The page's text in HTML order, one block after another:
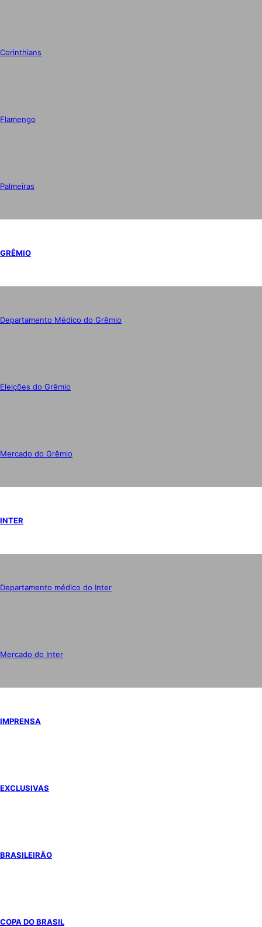
Corinthians
Flamengo
Palmeiras
GRÊMIO
Departamento Médico do Grêmio
Eleições do Grêmio
Mercado do Grêmio
INTER
Departamento médico do Inter
Mercado do Inter
IMPRENSA
EXCLUSIVAS
BRASILEIRÃO
COPA DO BRASIL